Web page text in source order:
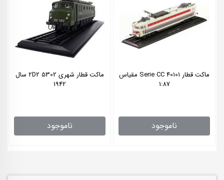
ماکت قطار Serie CC 40101 مقیاس
1:87
ناموجود
ماکت قطار شهری 2D2 5302 سال
1942
ناموجود